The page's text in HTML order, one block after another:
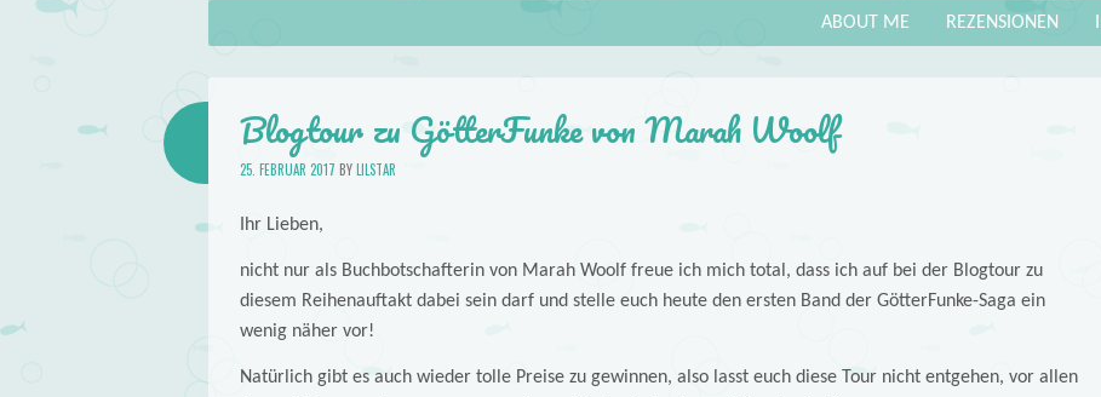
About
Books
Menu REZENSIONEN
ABOUT ME
Blogtour zu GötterFunke von Marah Woolf
25. FEBRUAR 2017 BYLILSTAR
Ihr Lieben,
nicht nur als Buchbotschafterin von Marah Woolf freue ich mich total, dass ich auf bei der Blogtour zu
diesem Reihenauftakt dabei sein darf und stelle euch heute den ersten Band der GötterFunke-Saga ein
wenig näher vor!
Natürlich gibt es auch wieder tolle Preise zu gewinnen, also lasst euch diese Tour nicht entgehen, vor allen